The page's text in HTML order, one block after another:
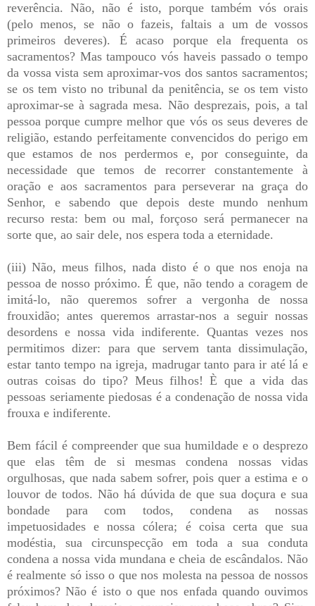
reverência. Não, não é isto, porque também vós orais
(pelo menos, se não o fazeis, faltais a um de vossos
primeiros deveres). É acaso porque ela frequenta os
sacramentos? Mas tampouco vós haveis passado o tempo
da vossa vista sem aproximar-vos dos santos sacramentos;
se os tem visto no tribunal da penitência, se os tem visto
aproximar-se à sagrada mesa. Não desprezais, pois, a tal
pessoa porque cumpre melhor que vós os seus deveres de
religião, estando perfeitamente convencidos do perigo em
que estamos de nos perdermos e, por conseguinte, da
necessidade que temos de recorrer constantemente à
oração e aos sacramentos para perseverar na graça do
Senhor, e sabendo que depois deste mundo nenhum
recurso resta: bem ou mal, forçoso será permanecer na
sorte que, ao sair dele, nos espera toda a eternidade.
(iii) Não, meus filhos, nada disto é o que nos enoja na
pessoa de nosso próximo. É que, não tendo a coragem de
imitá-lo, não queremos sofrer a vergonha de nossa
frouxidão; antes queremos arrastar-nos a seguir nossas
desordens e nossa vida indiferente. Quantas vezes nos
permitimos dizer: para que servem tanta dissimulação,
estar tanto tempo na igreja, madrugar tanto para ir até lá e
outras coisas do tipo? Meus filhos! È que a vida das
pessoas seriamente piedosas é a condenação de nossa vida
frouxa e indiferente.
Bem fácil é compreender que sua humildade e o desprezo
que elas têm de si mesmas condena nossas vidas
orgulhosas, que nada sabem sofrer, pois quer a estima e o
louvor de todos. Não há dúvida de que sua doçura e sua
bondade para com todos, condena as nossas
impetuosidades e nossa cólera; é coisa certa que sua
modéstia, sua circunspecção em toda a sua conduta
condena a nossa vida mundana e cheia de escândalos. Não
é realmente só isso o que nos molesta na pessoa de nossos
próximos? Não é isto o que nos enfada quando ouvimos